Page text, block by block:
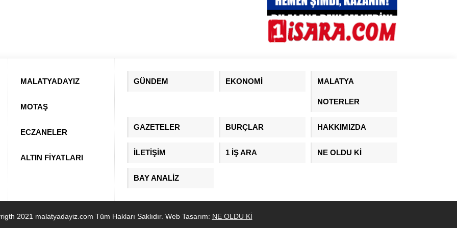
MALATYADAYIZ
MOTAŞ
ECZANELER
ALTIN FİYATLARI
GÜNDEM EKONOMİ MALATYA
NOTERLER
GAZETELER BURÇLAR HAKKIMIZDA
İLETİŞİM 1 İŞ ARA NE OLDU Kİ
BAY ANALİZ
2021 malatyadayiz.com Tüm Hakları Saklıdır. Web Tasarım: NE OLDU Kİ